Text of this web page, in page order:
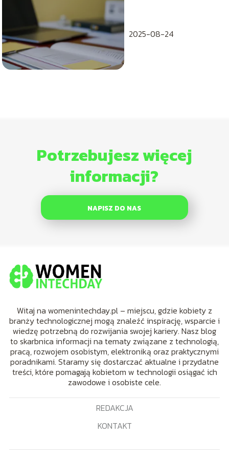
2025-08-24
Potrzebujesz więcej
informacji?
NAPISZ DO NAS
Witaj na womenintechday.pl – miejscu, gdzie kobiety z
branży technologicznej mogą znaleźć inspirację, wsparcie i
wiedzę potrzebną do rozwijania swojej kariery. Nasz blog
to skarbnica informacji na tematy związane z technologią,
pracą, rozwojem osobistym, elektroniką oraz praktycznymi
poradnikami. Staramy się dostarczać aktualne i przydatne
treści, które pomagają kobietom w technologii osiągać ich
zawodowe i osobiste cele.
REDAKCJA
KONTAKT